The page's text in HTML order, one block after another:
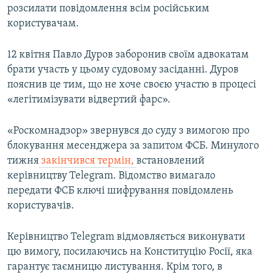
розсилати повідомлення всім російським
користувачам.
12 квітня Павло Дуров заборонив своїм адвокатам
брати участь у цьому судовому засіданні. Дуров
пояснив це тим, що не хоче своєю участю в процесі
«легітимізувати відвертий фарс».
«Роскомнадзор» звернувся до суду з вимогою про
блокування месенджера за запитом ФСБ. Минулого
тижня закінчився термін, встановлений
керівництву Telegram. Відомство вимагало
передати ФСБ ключі шифрування повідомлень
користувачів.
Керівництво Telegram відмовляється виконувати
цю вимогу, посилаючись на Конституцію Росії, яка
гарантує таємницю листування. Крім того, в